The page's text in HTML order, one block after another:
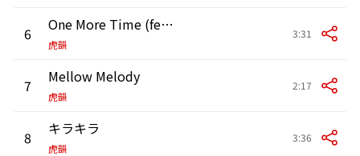
6 One More Time (feat. NØZ)
虎韻
3:31
7 Mellow Melody
虎韻
2:17
8 キラキラ
虎韻
3:36